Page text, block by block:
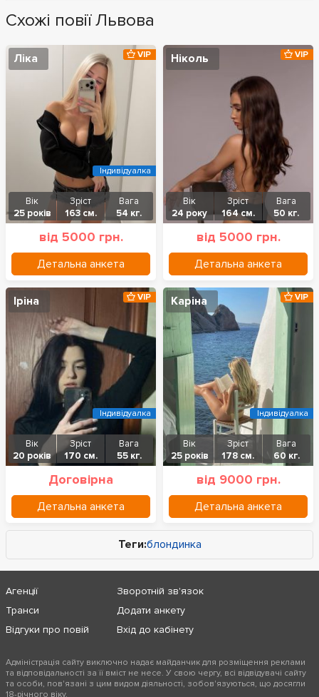
Схожі повії Львова
Ліка
Вік
25 років
Зріст
163 см.
Вага
54 кг.
від 5000 грн.
Детальна анкета
VIP
Індивідуалка
Ніколь
Вік
24 року
Зріст
164 см.
Вага
50 кг.
від 5000 грн.
Детальна анкета
VIP
Іріна
Вік
20 років
Зріст
170 см.
Вага
55 кг.
Договірна
Детальна анкета
VIP
Індивідуалка
Каріна
Вік
25 років
Зріст
178 см.
Вага
60 кг.
від 9000 грн.
Детальна анкета
VIP
Індивідуалка
Теги:блондинка
Агенції
Транси
Відгуки про повій
Зворотній зв'язок
Додати анкету
Вхід до кабінету
Адміністрація сайту виключно надає майданчик для розміщення реклами
та відповідальності за її вміст не несе. У свою чергу, всі відвідувачі сайту
та особи, пов'язані з цим видом діяльності, зобов'язуються, що досягли
18-річного віку.